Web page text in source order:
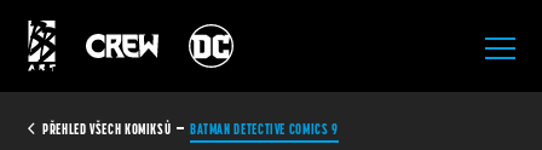
PŘEHLED VŠECH KOMIKSŮ BATMAN DETECTIVE COMICS 9